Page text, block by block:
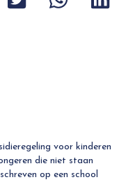
voor kinderen
die niet staan
op een school